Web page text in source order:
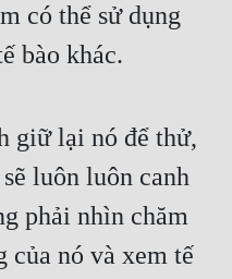
có thể sử dụng
bào khác.
giữ lại nó để thử,
luôn luôn canh
phải nhìn chăm
của nó và xem tế